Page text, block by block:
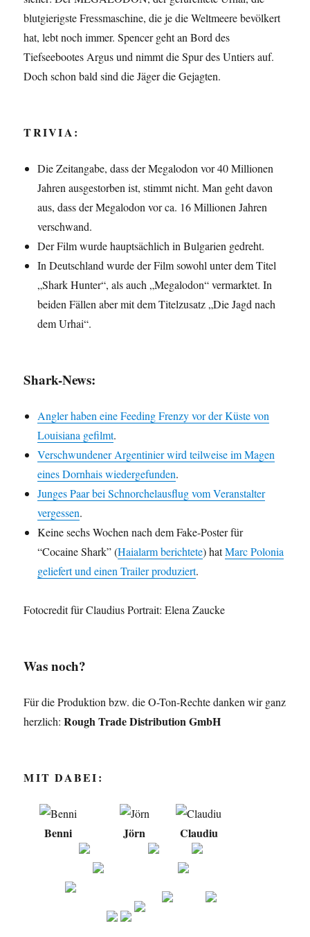
blutgierigste Fressmaschine, die je die Weltmeere bevölkert
hat, lebt noch immer. Spencer geht an Bord des
Tiefseebootes Argus und nimmt die Spur des Untiers auf.
Doch schon bald sind die Jäger die Gejagten.
TRIVIA:
Die Zeitangabe, dass der Megalodon vor 40 Millionen
Jahren ausgestorben ist, stimmt nicht. Man geht davon
aus, dass der Megalodon vor ca. 16 Millionen Jahren
verschwand.
Der Film wurde hauptsächlich in Bulgarien gedreht.
In Deutschland wurde der Film sowohl unter dem Titel
„Shark Hunter“, als auch „Megalodon“ vermarktet. In
beiden Fällen aber mit dem Titelzusatz „Die Jagd nach
dem Urhai“.
Shark-News:
Angler haben eine Feeding Frenzy vor der Küste von
Louisiana gefilmt.
Verschwundener Argentinier wird teilweise im Magen
eines Dornhais wiedergefunden.
Junges Paar bei Schnorchelausflug vom Veranstalter
vergessen.
Keine sechs Wochen nach dem Fake-Poster für
“Cocaine Shark” (Haialarm berichtete) hatMarc Polonia
geliefert und einen Trailer produziert.
Fotocredit für Claudius Portrait: Elena Zaucke
Was noch?
Für die Produktion bzw. die O-Ton-Rechte danken wir ganz
herzlich:Rough Trade Distribution GmbH
MIT DABEI:
Benni Jörn Claudiu